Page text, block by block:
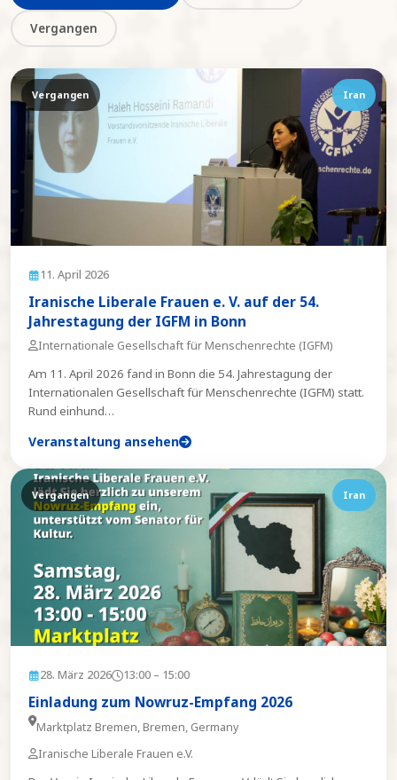
Vergangen
Vergangen Iran
11. April 2026
Iranische Liberale Frauen e. V. auf der 54.
Jahrestagung der IGFM in Bonn
Internationale Gesellschaft für Menschenrechte (IGFM)
Am 11. April 2026 fand in Bonn die 54. Jahrestagung der
Internationalen Gesellschaft für Menschenrechte (IGFM) statt.
Rund einhund…
Veranstaltung ansehen
Vergangen Iran
28. März 2026 13:00 – 15:00
Einladung zum Nowruz-Empfang 2026
Marktplatz Bremen, Bremen, Germany
Iranische Liberale Frauen e.V.